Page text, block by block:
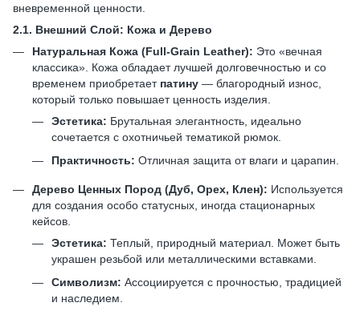
вневременной ценности.
2.1. Внешний Слой: Кожа и Дерево
Натуральная Кожа (Full-Grain Leather): Это «вечная
классика». Кожа обладает лучшей долговечностью и со
временем приобретает патину — благородный износ,
который только повышает ценность изделия.
Эстетика: Брутальная элегантность, идеально
сочетается с охотничьей тематикой рюмок.
Практичность: Отличная защита от влаги и царапин.
Дерево Ценных Пород (Дуб, Орех, Клен): Используется
для создания особо статусных, иногда стационарных
кейсов.
Эстетика: Теплый, природный материал. Может быть
украшен резьбой или металлическими вставками.
Символизм: Ассоциируется с прочностью, традицией
и наследием.